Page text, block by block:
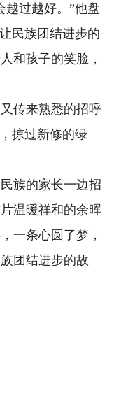
越过越好。”他盘
民族团结进步的
和孩子的笑脸，
传来熟悉的招呼
掠过新修的绿
族的家长一边招
温暖祥和的余晖
一条心圆了梦，
团结进步的故